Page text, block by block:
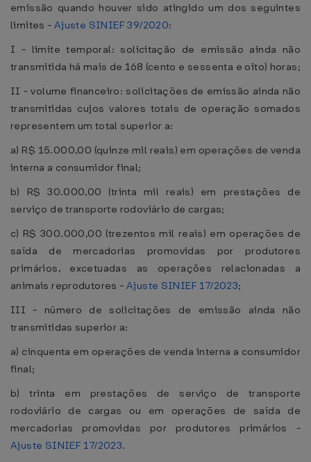
emissão quando houver sido atingido um dos seguintes
limites - Ajuste SINIEF 39/2020:
I - limite temporal: solicitação de emissão ainda não
transmitida há mais de 168 (cento e sessenta e oito) horas;
II - volume financeiro: solicitações de emissão ainda não
transmitidas cujos valores totais de operação somados
representem um total superior a:
a) R$ 15.000,00 (quinze mil reais) em operações de venda
interna a consumidor final;
b) R$ 30.000,00 (trinta mil reais) em prestações de
serviço de transporte rodoviário de cargas;
c) R$ 300.000,00 (trezentos mil reais) em operações de
saída de mercadorias promovidas por produtores
primários, excetuadas as operações relacionadas a
animais reprodutores - Ajuste SINIEF 17/2023;
III - número de solicitações de emissão ainda não
transmitidas superior a:
a) cinquenta em operações de venda interna a consumidor
final;
b) trinta em prestações de serviço de transporte
rodoviário de cargas ou em operações de saída de
mercadorias promovidas por produtores primários -
Ajuste SINIEF 17/2023.